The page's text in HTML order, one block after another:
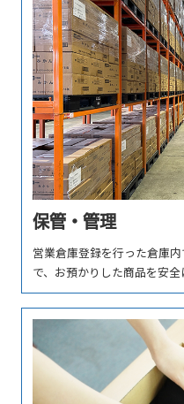
保管・管理
営業倉庫登録を⾏った倉庫
で、お預かりした商品を安全